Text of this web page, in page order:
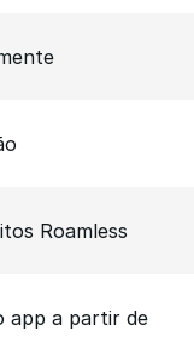
Roamless
app a partir de